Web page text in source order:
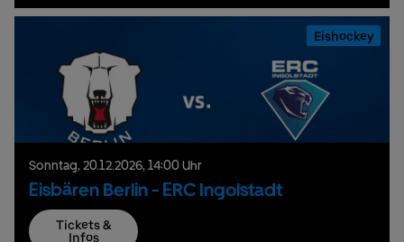
Eishockey
Sonntag,20.12.2026,14:00 Uhr
Eisbären Berlin - ERC Ingolstadt
Tickets &
Infos